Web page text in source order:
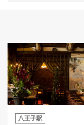
八王子駅